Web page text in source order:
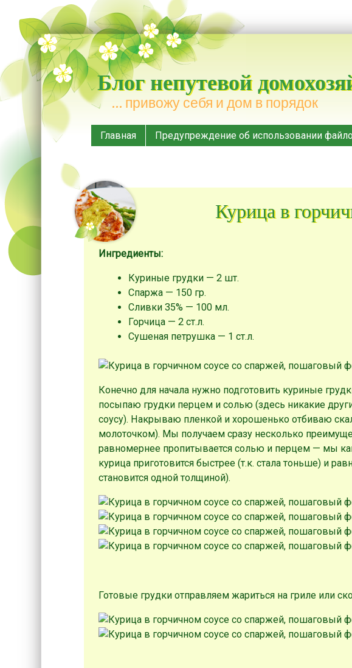
Блог непутевой
… привожу себя и дом в порядок
Меню
Наверх
Главная Предупреждение об использовании
Курица в
Ингредиенты:
Куриные грудки — 2 шт.
Спаржа — 150 гр.
Сливки 35% — 100 мл.
Горчица — 2 ст.л.
Сушеная петрушка — 1 ст.л.
Конечно для начала нужно подготовить куриные
посыпаю грудки перцем и солью (здесь никакие
соусу). Накрываю пленкой и хорошенько отбиваю
молоточком). Мы получаем сразу несколько
равномернее пропитывается солью и перцем — мы
курица приготовится быстрее (т.к. стала тоньше) и
становится одной толщиной).
Готовые грудки отправляем жариться на гриле или